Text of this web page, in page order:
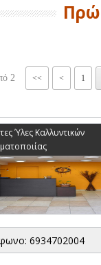
2 << < 1
Ύλες Καλλυντικών
6934702004